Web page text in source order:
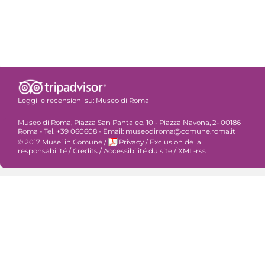
Leggi le recensioni su: Museo di Roma
Museo di Roma, Piazza San Pantaleo, 10 - Piazza Navona, 2- 00186
Roma - Tel. +39 060608 - Email: museodiroma@comune.roma.it
© 2017 Musei in Comune / Privacy / Exclusion de la
responsabilité / Credits / Accessibilité du site / XML-rss